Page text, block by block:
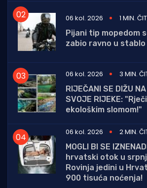
06 kol. 2026
1 MIN.
Pijani tip mopedom
zabio ravno u stablo
06 kol. 2026
3 MIN.
RIJEČANI SE DIŽU
SVOJE RIJEKE:
ekološkim slomom!"
06 kol. 2026
2 MIN.
MOGLI BI SE
hrvatski otok u
Rovinja jedini u
900 tisuća noćenja!